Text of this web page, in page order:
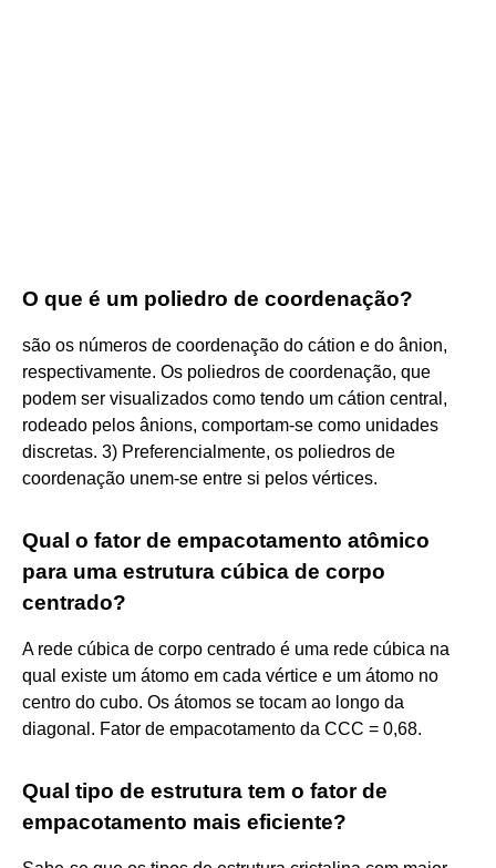
O que é um poliedro de coordenação?
são os números de coordenação do cátion e do ânion,
respectivamente. Os poliedros de coordenação, que
podem ser visualizados como tendo um cátion central,
rodeado pelos ânions, comportam-se como unidades
discretas. 3) Preferencialmente, os poliedros de
coordenação unem-se entre si pelos vértices.
Qual o fator de empacotamento atômico
para uma estrutura cúbica de corpo
centrado?
A rede cúbica de corpo centrado é uma rede cúbica na
qual existe um átomo em cada vértice e um átomo no
centro do cubo. Os átomos se tocam ao longo da
diagonal. Fator de empacotamento da CCC = 0,68.
Qual tipo de estrutura tem o fator de
empacotamento mais eficiente?